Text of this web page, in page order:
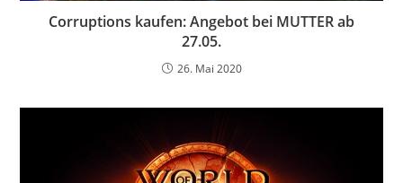
Corruptions kaufen: Angebot bei MUTTER ab
27.05.
26. Mai 2020